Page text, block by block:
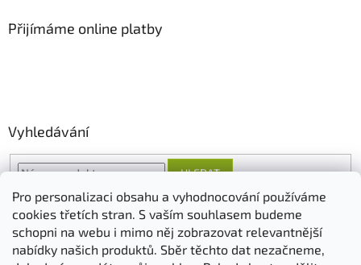
Pro personalizaci obsahu a vyhodnocování používáme
cookies třetích stran. S vaším souhlasem budeme
schopni na webu i mimo něj zobrazovat relevantnější
nabídky našich produktů. Sběr těchto dat nezačneme,
Přijímáme online platby
Vyhledávání
HLEDAT
O nás FORESTINA AGRO CS